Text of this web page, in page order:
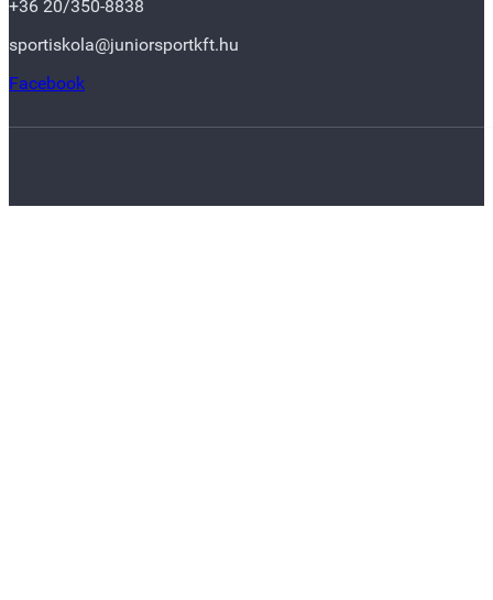
+36 20/350-8838
sportiskola@juniorsportkft.hu
Facebook